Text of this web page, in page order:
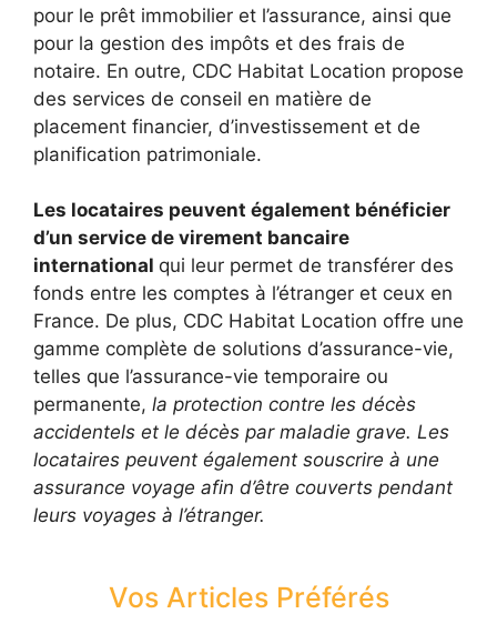
pour le prêt immobilier et l’assurance, ainsi que
pour la gestion des impôts et des frais de
notaire. En outre, CDC Habitat Location propose
des services de conseil en matière de
placement financier, d’investissement et de
planification patrimoniale.
Les locataires peuvent également bénéficier
d’un service de virement bancaire
international qui leur permet de transférer des
fonds entre les comptes à l’étranger et ceux en
France. De plus, CDC Habitat Location offre une
gamme complète de solutions d’assurance-vie,
telles que l’assurance-vie temporaire ou
permanente, la protection contre les décès
accidentels et le décès par maladie grave. Les
locataires peuvent également souscrire à une
assurance voyage afin d’être couverts pendant
leurs voyages à l’étranger.
Vos Articles Préférés